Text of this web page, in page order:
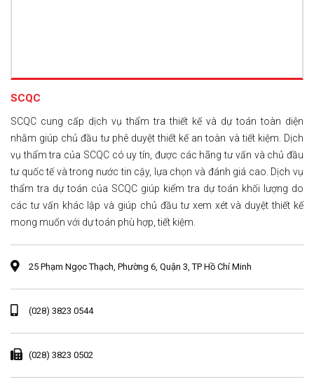
SCQC
SCQC cung cấp dịch vụ thẩm tra thiết kế và dự toán toàn diện
nhằm giúp chủ đầu tư phê duyệt thiết kế an toàn và tiết kiệm. Dịch
vụ thẩm tra của SCQC có uy tín, được các hãng tư vấn và chủ đầu
tư quốc tế và trong nước tin cậy, lựa chọn và đánh giá cao. Dịch vụ
thẩm tra dự toán của SCQC giúp kiểm tra dự toán khối lượng do
các tư vấn khác lập và giúp chủ đầu tư xem xét và duyệt thiết kế
mong muốn với dự toán phù hợp, tiết kiệm.
25 Phạm Ngọc Thạch, Phường 6, Quận 3, TP Hồ Chí Minh
(028) 3823 0544
(028) 3823 0502